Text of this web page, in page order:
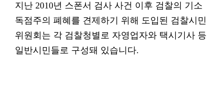
지난 2010년 스폰서 검사 사건 이후 검찰의 기소
독점주의 폐혜를 견제하기 위해 도입된 검찰시민
위원회는 각 검찰청별로 자영업자와 택시기사 등
일반시민들로 구성돼 있습니다.